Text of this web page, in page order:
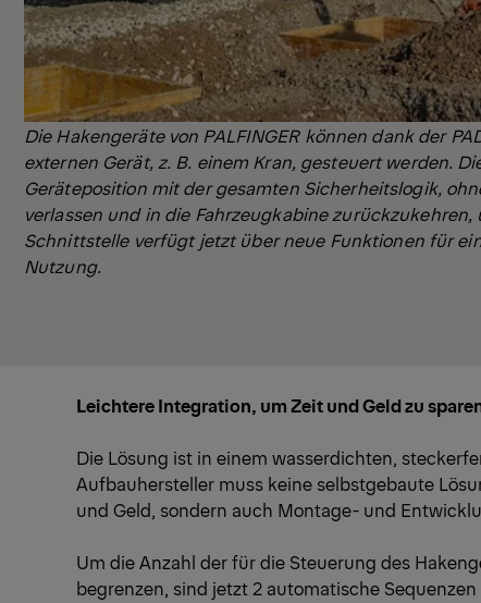
Die Hakengeräte von PALFINGER können dank der
externen Gerät, z. B. einem Kran, gesteuert werden.
Geräteposition mit der gesamten Sicherheitslogik,
verlassen und in die Fahrzeugkabine
Schnittstelle verfügt jetzt über neue Funktionen für
Nutzung.
Leichtere Integration, um Zeit und Geld zu
Die Lösung ist in einem wasserdichten,
Aufbauhersteller muss keine selbstgebaute
und Geld, sondern auch Montage- und
Um die Anzahl der für die Steuerung des
begrenzen, sind jetzt 2 automatische